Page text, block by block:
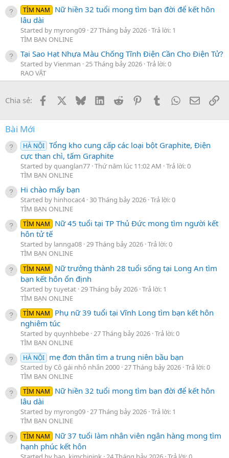
TÌM NAM
Nữ hiền 32 tuổi mong tìm bạn đời để kết hôn
lâu dài
Started by myrong09 27 Tháng bảy 2026 Trả lời: 1
TÌM BẠN ONLINE
Tại Sao Hạt Nhựa Màu Chống Tĩnh Điện Cần Cho Điện Tử?
Started by Vienman 25 Tháng bảy 2026 Trả lời: 0
RAO VẶT
Chia sẻ: Facebook BlueskyLinkedInReddit PinterestTumblrWhatsApp
Email
Bài Mới
HÀ NỘI Tổng kho cung cấp các loại bột Graphite, Điện
cực than chì, tấm Graphite
Started by quanglan77 Thứ năm lúc 11:02 AM Trả lời: 0
TÌM BẠN ONLINE
Hi chào mấy bạn
Started by hinhocac4 30 Tháng bảy 2026 Trả lời: 0
TÌM BẠN ONLINE
TÌM NAM
Nữ 45 tuổi tại TP Thủ Đức mong tìm người kết
hôn tử tế
Started by lannga08 29 Tháng bảy 2026 Trả lời: 0
TÌM BẠN ONLINE
TÌM NAM
Nữ trưởng thành 28 tuổi sống tại Long An tìm
bạn kết hôn ổn định
Started by tuyetat 29 Tháng bảy 2026 Trả lời: 1
TÌM BẠN ONLINE
TÌM NAM
Phụ nữ 39 tuổi tại Vĩnh Long tìm bạn kết hôn
nghiêm túc
Started by quynhbebe 27 Tháng bảy 2026 Trả lời: 0
TÌM BẠN ONLINE
HÀ NỘI mẹ đơn thân tìm a trung niên bầu bạn
Started by Cô gái nhỏ nhắn 2000 27 Tháng bảy 2026 Trả lời: 0
TÌM BẠN ONLINE
TÌM NAM
Nữ hiền 32 tuổi mong tìm bạn đời để kết hôn
lâu dài
Started by myrong09 27 Tháng bảy 2026 Trả lời: 1
TÌM BẠN ONLINE
TÌM NAM
Nữ 37 tuổi làm nhân viên ngân hàng mong tìm
hạnh phúc kết hôn